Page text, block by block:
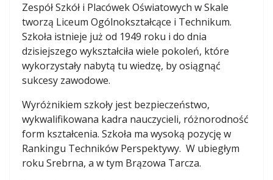
Zespół Szkół i Placówek Oświatowych w Skale
tworzą Liceum Ogólnokształcące i Technikum.
Szkoła istnieje już od 1949 roku i do dnia
dzisiejszego wykształciła wiele pokoleń, które
wykorzystały nabytą tu wiedzę, by osiągnąć
sukcesy zawodowe.
Wyróżnikiem szkoły jest bezpieczeństwo,
wykwalifikowana kadra nauczycieli, różnorodność
form kształcenia. Szkoła ma wysoką pozycję w
Rankingu Techników Perspektywy. W ubiegłym
roku Srebrna, a w tym Brązowa Tarcza.